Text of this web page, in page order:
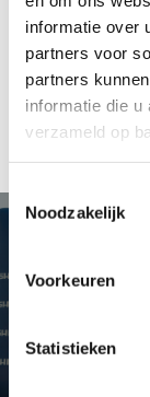
informatie over
partners voor
partners
informatie die u
verzameld op
Noodzakelijk
Voorkeuren
Statistieken